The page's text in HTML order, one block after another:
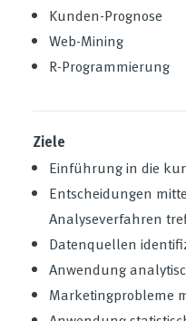
Kunden-Prognose
Web-Mining
R-Programmierung
Ziele
Einführung in die
Entscheidungen
Analyseverfahren
Datenquellen
Anwendung
Marketingprobleme